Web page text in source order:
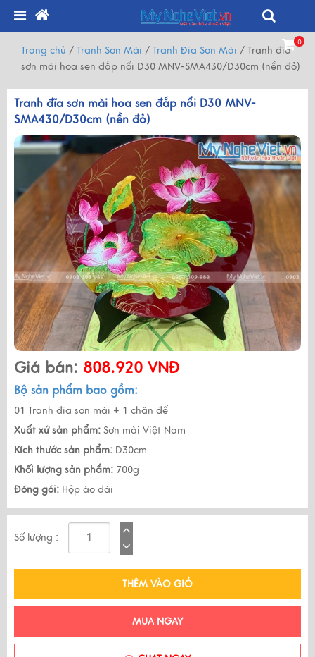
0
Trang chủ / Tranh Sơn Mài / Tranh Đĩa Sơn Mài / Tranh đĩa
sơn mài hoa sen đắp nổi D30 MNV-SMA430/D30cm (nền đỏ)
Tranh đĩa sơn mài hoa sen đắp nổi D30 MNV-
SMA430/D30cm (nền đỏ)
Giá bán: 808.920 VNĐ
Bộ sản phẩm bao gồm:
01 Tranh đĩa sơn mài + 1 chân đế
Xuất xứ sản phẩm: Sơn mài Việt Nam
Kích thước sản phẩm: D30cm
Khối lượng sản phẩm: 700g
Đóng gói: Hộp áo dài
Số lượng :
THÊM VÀO GIỎ
MUA NGAY